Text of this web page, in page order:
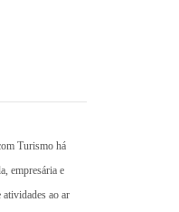
Turismo há
empresária e
ao ar